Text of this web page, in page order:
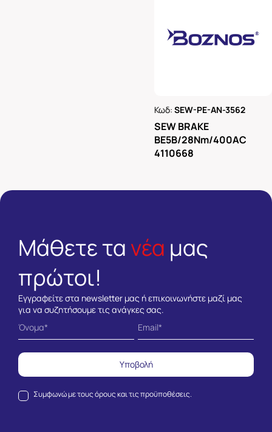
Κωδ:SEW-PE-AN-3562
SEW BRAKE
BE5B/28Nm/400AC
4110668
Μάθετε τα νέα μας
πρώτοι!
Εγγραφείτε στα newsletter μας ή επικοινωνήστε μαζί μας
για να συζητήσουμε τις ανάγκες σας.
Συμφωνώ με τουςόρους και τις προϋποθέσεις.
Υποβολή